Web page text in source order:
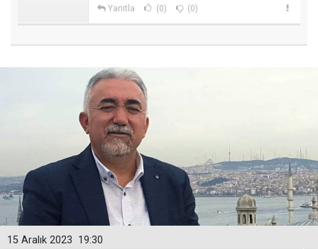
Yanıtla (0) (0)
19:30
15 Aralık 2023